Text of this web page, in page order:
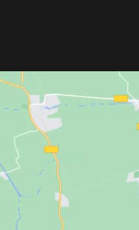
con
de 24 quilates,Matrixyl®
Dermofusión 4D
maduras a partir de
principales:
antiedad de acción
óvalo facial y mejora la
la piel.